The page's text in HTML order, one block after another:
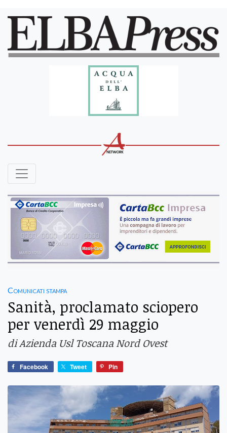
Comunicati stampa
Sanità, proclamato sciopero
per venerdì 29 maggio
di Azienda Usl Toscana Nord Ovest
Facebook Tweet Pin